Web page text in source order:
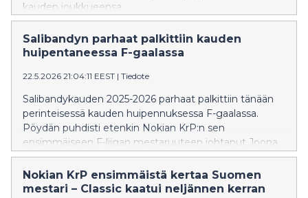
kauden joukkueensa.
Salibandyn parhaat palkittiin kauden
huipentaneessa F-gaalassa
22.5.2026 21:04:11 EEST | Tiedote
Salibandykauden 2025-2026 parhaat palkittiin tänään
perinteisessä kauden huipennuksessa F-gaalassa.
Pöydän puhdisti etenkin Nokian KrP:n sen
ensimmäiseen F-liigan mestaruuteen johtanut Joona
Rantala, joka pokkasi sekä arvokkaimman pelaajan
Mika Kohonen -palkinnon että vuoden hyökkääjän
tittelin ja päälle vielä yleisön äänestämän
Nokian KrP ensimmäistä kertaa Suomen
mestari – Classic kaatui neljännen kerran